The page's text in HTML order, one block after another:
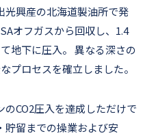
光興産の北海道製油所で発
オフガスから回収し、1.4
地下に圧入。 異なる深さの
プロセスを確立しました。
CO2圧入を達成しただけで
貯留までの操業および安